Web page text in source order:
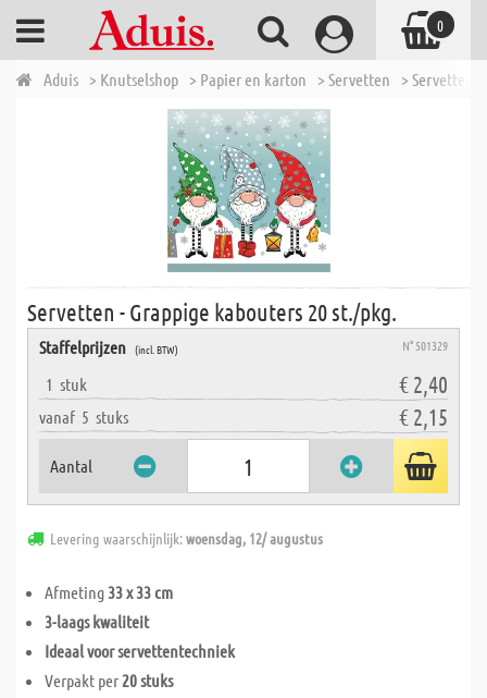
Aduis > Knutselshop > Papier en karton > Servetten > Servetten
Servetten - Grappige kabouters 20 st./pkg.
Staffelprijzen (incl. BTW) N° 501329
1 stuk € 2,40
vanaf 5 stuks € 2,15
Aantal
Levering waarschijnlijk:woensdag, 12/ augustus
Afmeting 33 x 33 cm
3-laags kwaliteit
Ideaal voor servettentechniek
Verpakt per20 stuks
0